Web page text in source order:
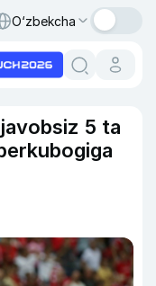
O‘zbekcha
5 ta